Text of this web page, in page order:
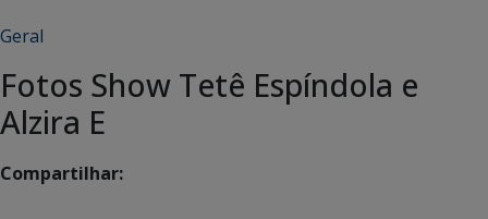
Geral
Fotos Show Tetê Espíndola e
Alzira E
Compartilhar: